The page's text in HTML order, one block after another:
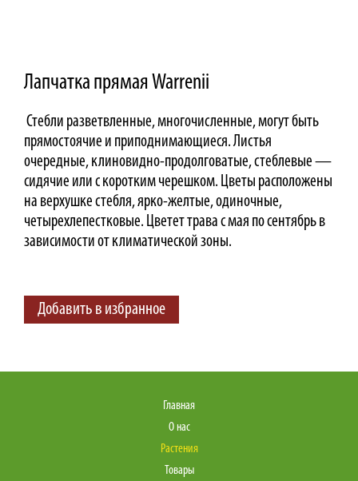
Лапчатка прямая Warrenii
Стебли разветвленные, многочисленные, могут быть
прямостоячие и приподнимающиеся. Листья
очередные, клиновидно-продолговатые, стеблевые —
сидячие или с коротким черешком. Цветы расположены
на верхушке стебля, ярко-желтые, одиночные,
четырехлепестковые. Цветет трава с мая по сентябрь в
зависимости от климатической зоны.
Добавить в избранное
Главная
О нас
Растения
Товары